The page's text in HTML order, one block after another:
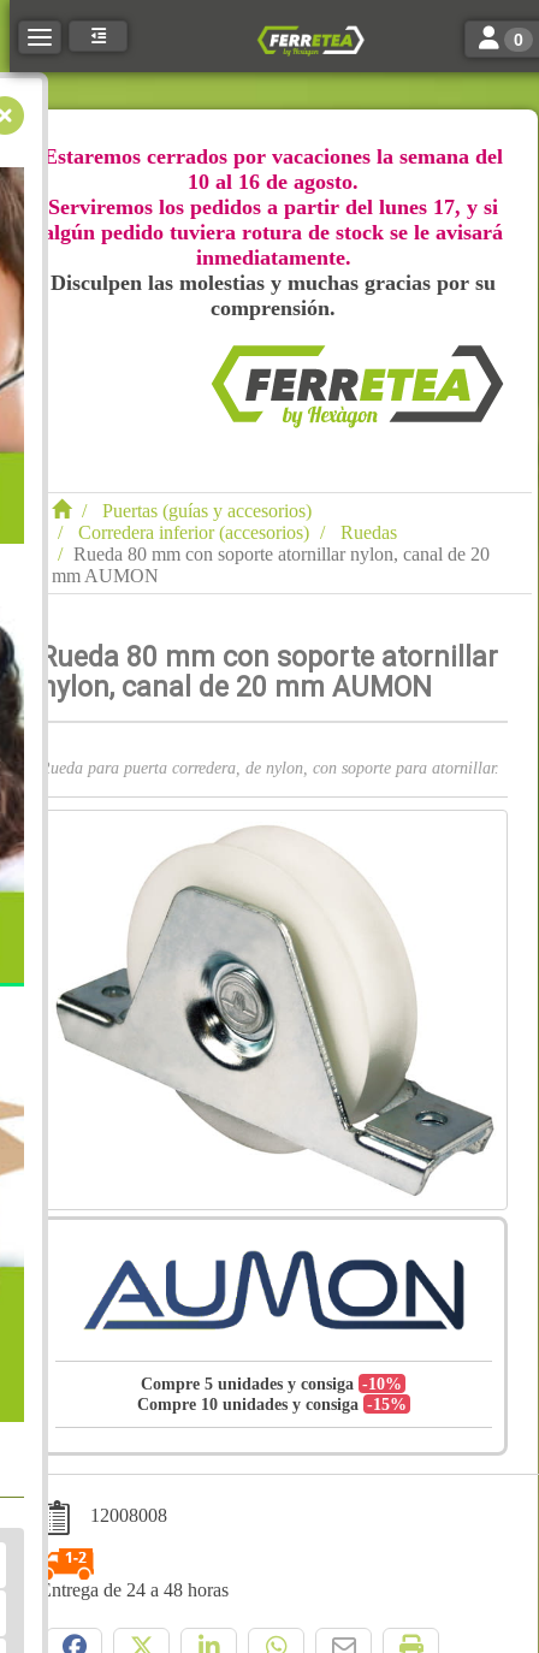
Toggle navigation Toggle
0
Estaremos cerrados por vacaciones la semana del
10 al 16 de agosto.
Serviremos los pedidos a partir del lunes 17, y si
algún pedido tuviera rotura de stock se le avisará
inmediatamente.
Disculpen las molestias y muchas gracias por su
comprensión.
Puertas (guías y accesorios)
Corredera inferior (accesorios)
Ruedas
Rueda 80 mm con soporte atornillar nylon, canal de 20
mm AUMON
Rueda 80 mm con soporte atornillar
nylon, canal de 20 mm AUMON
Rueda para puerta corredera, de nylon, con soporte para atornillar.
Compre 5 unidades y consiga-10%
Compre 10 unidades y consiga -15%
12008008
Entrega de 24 a 48 horas